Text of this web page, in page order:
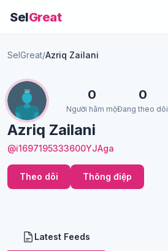
SelGreat
SelGreat/Azriq Zailani
Azriq Zailani
@i1697195333600YJAga
0
Người hâm mộ
0
Đang theo dõi
Theo dõi Thông điệp
Latest Feeds